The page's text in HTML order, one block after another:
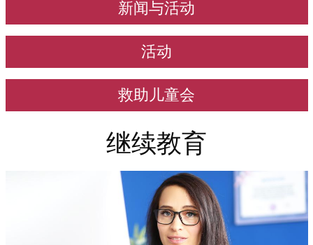
新闻与活动
活动
救助儿童会
继续教育